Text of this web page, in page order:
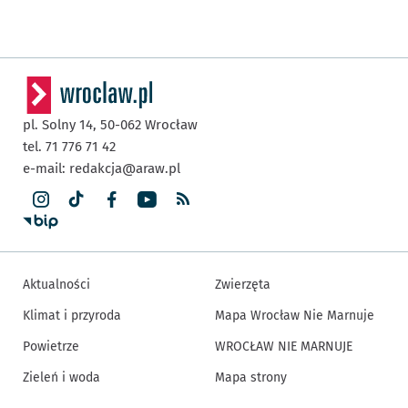
pl. Solny 14, 50-062 Wrocław
tel. 71 776 71 42
e-mail: redakcja@araw.pl
Aktualności
Klimat i przyroda
Powietrze
Zieleń i woda
Zwierzęta
Mapa Wrocław Nie Marnuje
WROCŁAW NIE MARNUJE
Mapa strony